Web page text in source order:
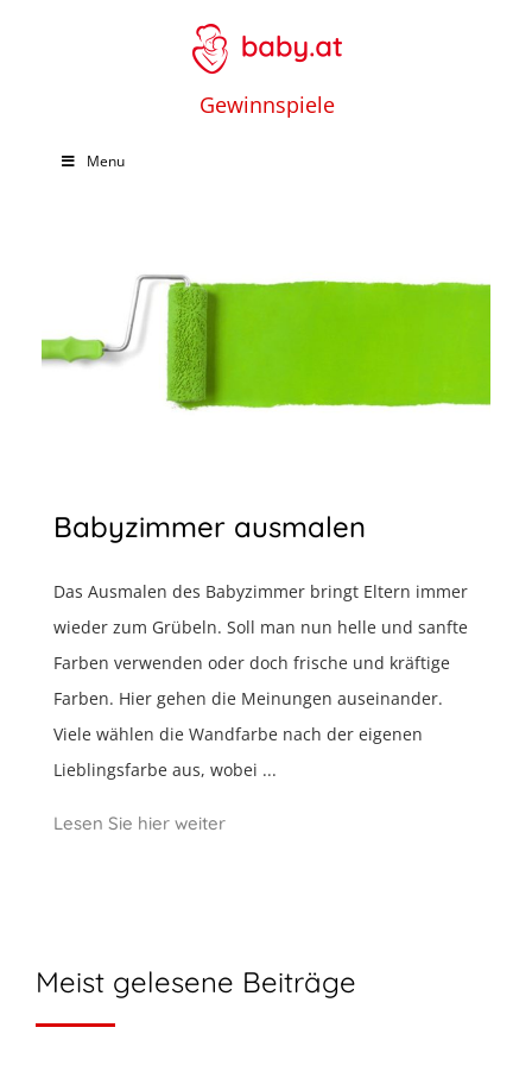
Gewinnspiele
Menu
Babyzimmer ausmalen
Das Ausmalen des Babyzimmer bringt Eltern immer
wieder zum Grübeln. Soll man nun helle und sanfte
Farben verwenden oder doch frische und kräftige
Farben. Hier gehen die Meinungen auseinander.
Viele wählen die Wandfarbe nach der eigenen
Lieblingsfarbe aus, wobei ...
Lesen Sie hier weiter
Meist gelesene Beiträge